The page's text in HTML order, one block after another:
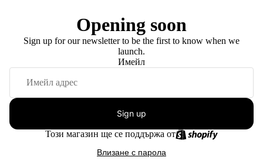
Opening soon
Sign up for our newsletter to be the first to know when we
launch.
Имейл
Sign up
Този магазин ще се поддържа от
Влизане с парола